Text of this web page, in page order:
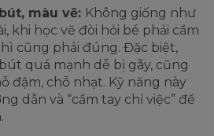
màu vẽ: Không giống như
khi học vẽ đòi hỏi bé phải cầm
cũng phải đúng. Đặc biệt,
quá mạnh dễ bị gãy, cũng
đậm, chỗ nhạt. Kỹ năng này
dẫn và “cầm tay chỉ việc” để